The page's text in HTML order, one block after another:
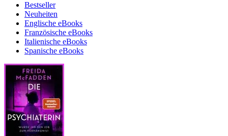
Bestseller
Neuheiten
Englische eBooks
Französische eBooks
Italienische eBooks
Spanische eBooks